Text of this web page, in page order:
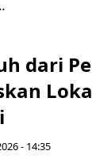
dari
- 14:35